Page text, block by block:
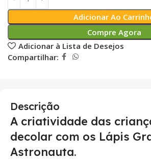
Adicionar Ao
Compre Agora
Adicionar à Lista de Desejos
Compartilhar:
Descrição
A criatividade das
decolar com os Lápis
Astronauta.